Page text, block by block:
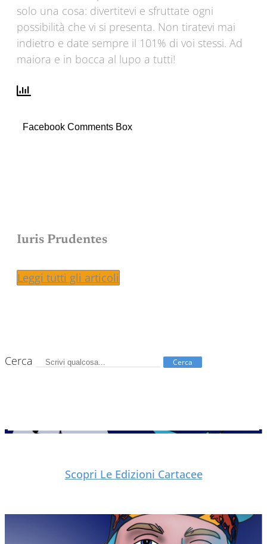
solo una cosa: divertitevi e sfruttate ogni
possibilità che vi si presenta. Non tiratevi mai
indietro e date sempre il 101% di voi stessi. Ad
maiora e in bocca al lupo a tutti!
Facebook Comments Box
Iuris Prudentes
Leggi tutti gli articoli
Cerca Cerca
Scopri Le Edizioni Cartacee